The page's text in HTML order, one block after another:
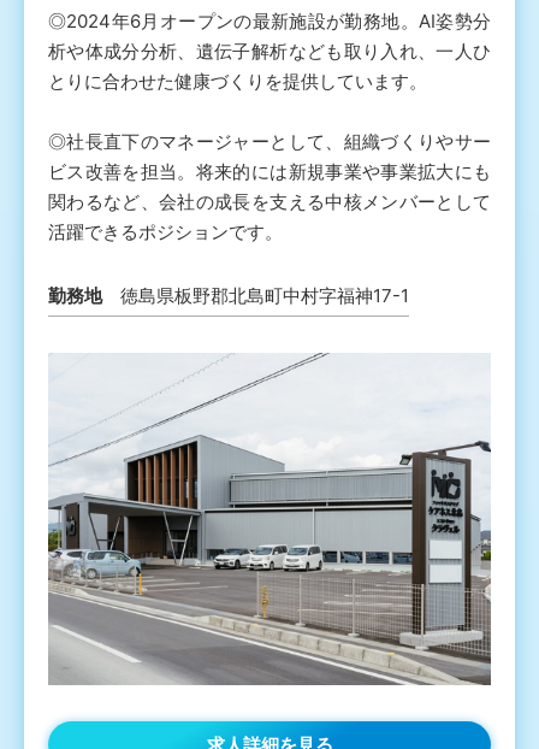
◎2024年6月オープンの最新施設が勤務地。AI姿勢分
析や体成分分析、遺伝子解析なども取り入れ、一人ひ
とりに合わせた健康づくりを提供しています。
◎社長直下のマネージャーとして、組織づくりやサー
ビス改善を担当。将来的には新規事業や事業拡大にも
関わるなど、会社の成長を支える中核メンバーとして
活躍できるポジションです。
勤務地 徳島県板野郡北島町中村字福神17-1